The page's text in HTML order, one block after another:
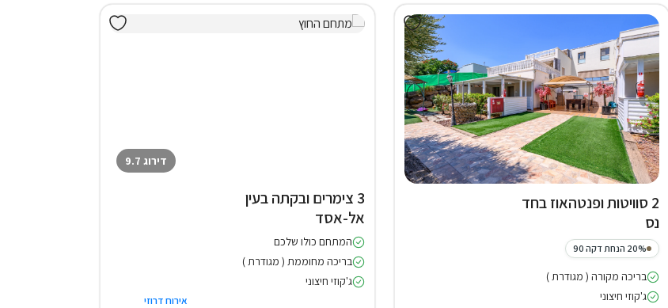
2 סוויטות ופנטהאוז בחד
נס
20% הנחת דקה 90
בריכה מקורה ( מגודרת )
ג'קוזי חיצוני
דירוג 9.7
3 צימרים ובקתה בעין
אל-אסד
המתחם כולו שלכם
בריכה מחוממת ( מגודרת )
ג'קוזי חיצוני
אירוח דרוזי